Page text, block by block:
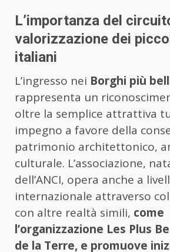
L’importanza del
valorizzazione dei
italiani
L’ingresso nei Borghi più
rappresenta un
oltre la semplice attrattiva
impegno a favore della
patrimonio architettonico,
culturale. L’associazione,
dell’ANCI, opera anche a
internazionale attraverso
con altre realtà simili, come
l’organizzazione Les Plus
de la Terre, e promuove